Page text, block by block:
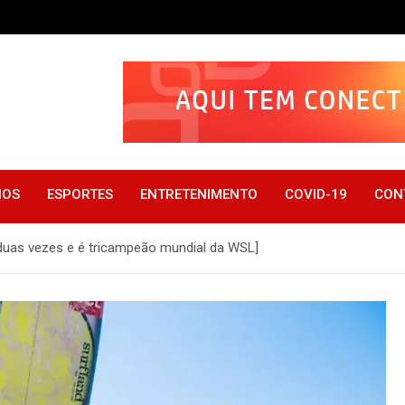
ESPORTES ENTRETENIMENTO COVID-19
vezes e é tricampeão mundial da WSL]